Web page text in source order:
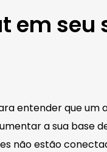
em
entender que um
a sua
não estão